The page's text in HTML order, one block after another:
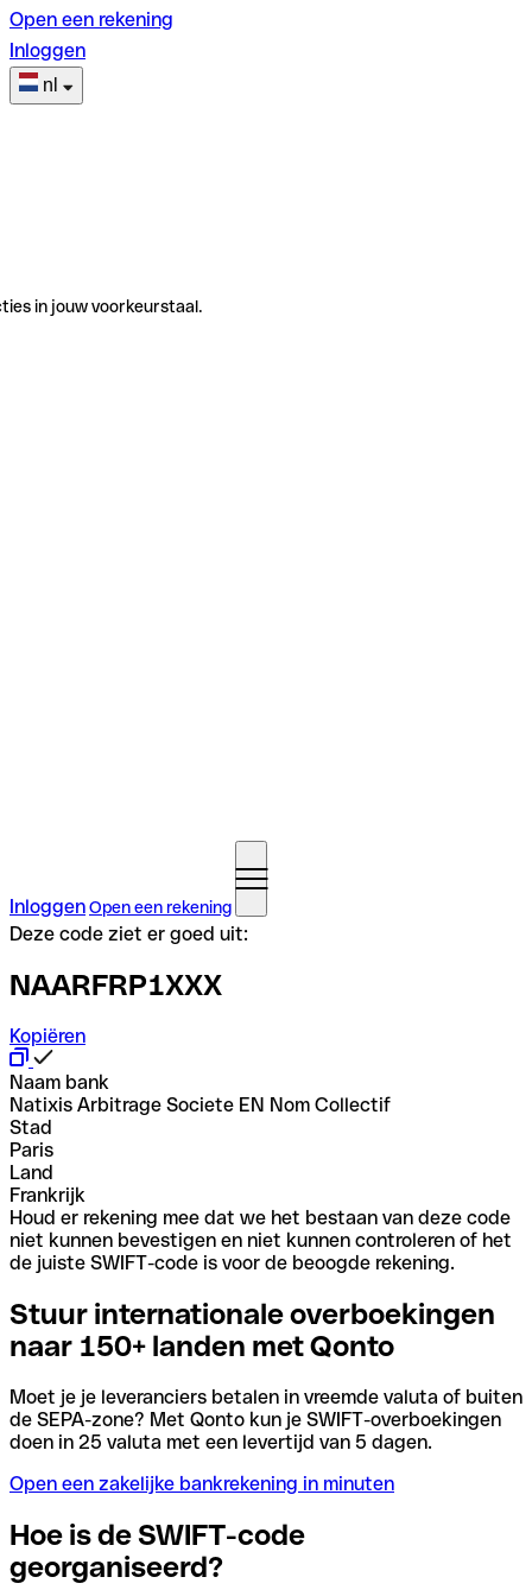
Open een rekening
Inloggen
nl
in jouw voorkeurstaal.
InloggenOpen een rekening
Deze code ziet er goed uit:
NAARFRP1XXX
Kopiëren
Naam bank
Natixis Arbitrage Societe EN Nom Collectif
Stad
Paris
Land
Frankrijk
Houd er rekening mee dat we het bestaan van deze code
niet kunnen bevestigen en niet kunnen controleren of het
de juiste SWIFT-code is voor de beoogde rekening.
Stuur internationale overboekingen
naar 150+ landen met Qonto
Moet je je leveranciers betalen in vreemde valuta of buiten
de SEPA-zone? Met Qonto kun je SWIFT-overboekingen
doen in 25 valuta met een levertijd van 5 dagen.
Open een zakelijke bankrekening in minuten
Hoe is de SWIFT-code
georganiseerd?